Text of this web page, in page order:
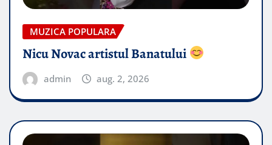
MUZICA POPULARA
Nicu Novac artistul Banatului
admin aug. 2, 2026